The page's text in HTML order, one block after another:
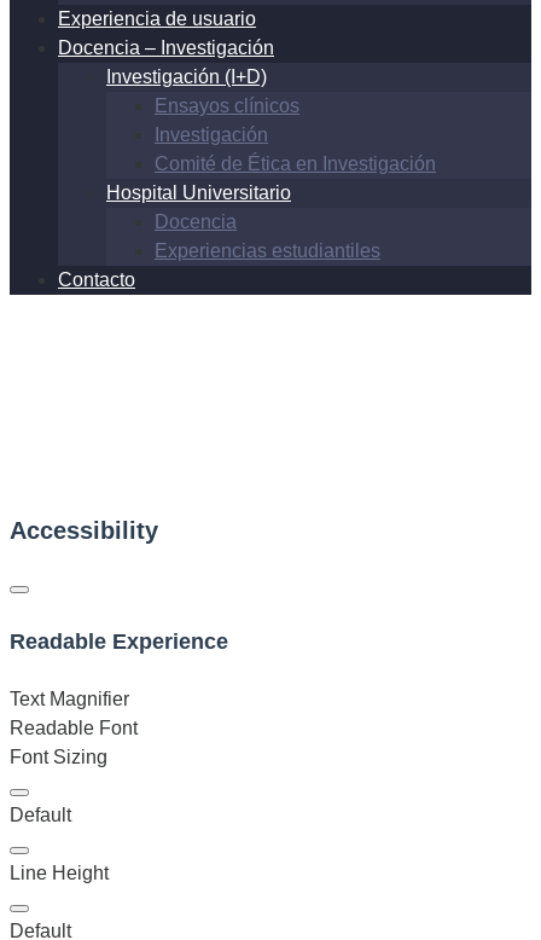
Experiencia de usuario
Docencia – Investigación
Investigación (I+D)
Ensayos clínicos
Investigación
Comité de Ética en Investigación
Hospital Universitario
Docencia
Experiencias estudiantiles
Contacto
Accessibility
Readable Experience
Text Magnifier
Readable Font
Font Sizing
Default
Line Height
Default